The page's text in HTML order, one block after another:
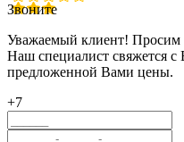
Звоните
Уважаемый клиент! Просим
Наш специалист свяжется с
предложенной Вами цены.
+7